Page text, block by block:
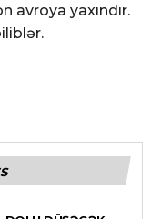
avroya yaxındır.